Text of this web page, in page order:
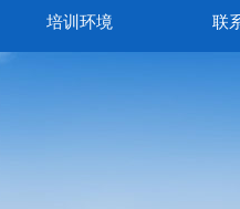
培训环境 联